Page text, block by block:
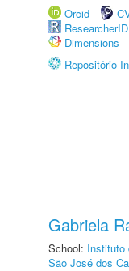
Orcid
ResearcherID
Dimensions
Repositório
Gabriela
School: Instituto
São José dos